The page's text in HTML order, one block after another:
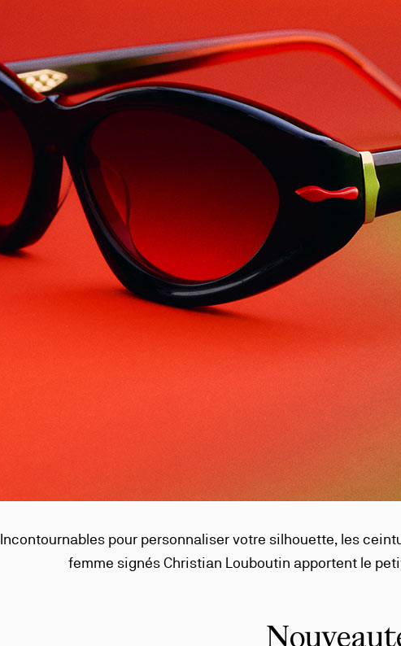
Incontournables pour personnaliser votre silhouette, les
femme signés Christian Louboutin apportent le